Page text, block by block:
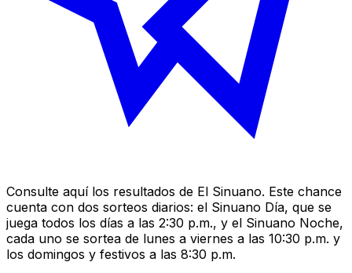
Consulte aquí los resultados de El Sinuano. Este chance
cuenta con dos sorteos diarios: el Sinuano Día, que se
juega todos los días a las 2:30 p.m., y el Sinuano Noche,
cada uno se sortea de lunes a viernes a las 10:30 p.m. y
los domingos y festivos a las 8:30 p.m.